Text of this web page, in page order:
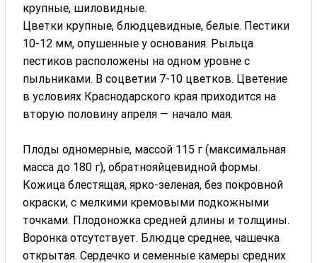
крупные, шиловидные.
Цветки крупные, блюдцевидные, белые. Пестики
10-12 мм, опушенные у основания. Рыльца
пестиков расположены на одном уровне с
пыльниками. В соцветии 7-10 цветков. Цветение
в условиях Краснодарского края приходится на
вторую половину апреля — на­чало мая.
Плоды одномерные, массой 115 г (максимальная
масса до 180 г), обратнояйцевидной формы.
Кожица блестящая, ярко-зеленая, без покровной
окраски, с мелкими кремовыми подкожными
точками. Плодоножка средней длины и толщины.
Воронка отсутствует. Блюдце среднее, чашечка
открытая. Сердечко и семенные камеры средних